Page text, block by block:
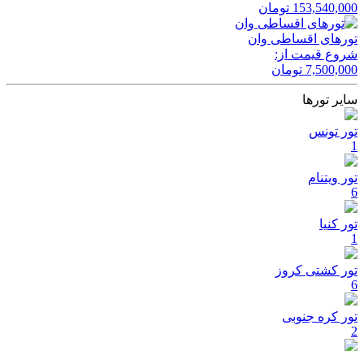
153,540,000 تومان
تور‌های اقساطی وان
شروع قیمت از:
7,500,000 تومان
سایر تورها
تور تونس
1
تور ویتنام
6
تور کنیا
1
تور کشتی کروز
6
تور کره جنوبی
2